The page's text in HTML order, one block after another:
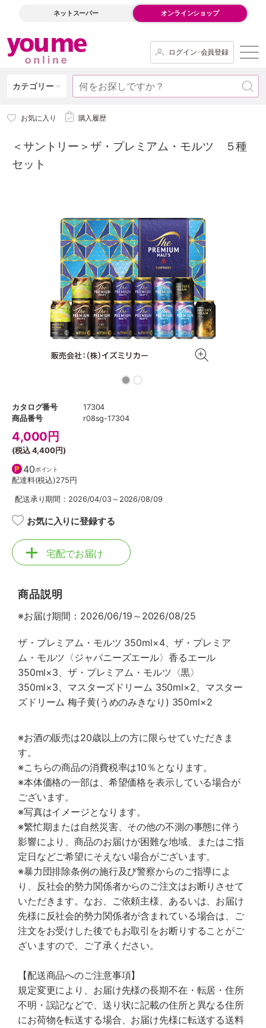
ネットスーパー オンラインショップ
ログイン･会員登録
カテゴリー
お気に入り 購入履歴
＜サントリー＞ザ・プレミアム・モルツ ５種
セット
カタログ番号
17304
商品番号
r08sg-17304
4,000 円
(税込4,400円)
40ポイント
配達料(税込)275円
配送承り期間：2026/04/03～2026/08/09
お気に入りに登録する
宅配でお届け
商品説明
※お届け期間：2026/06/19～2026/08/25
ザ・プレミアム・モルツ 350ml×4、ザ・プレミア
ム・モルツ〈ジャパニーズエール〉香るエール
350ml×3、ザ・プレミアム・モルツ〈黒〉
350ml×3、マスターズドリーム 350ml×2、マスター
ズドリーム 梅子黄(うめのみきなり) 350ml×2
※お酒の販売は20歳以上の方に限らせていただきま
す。
※こちらの商品の消費税率は10％となります。
※本体価格の一部は、希望価格を表示している場合が
ございます。
※写真はイメージとなります。
※繁忙期または自然災害、その他の不測の事態に伴う
影響により、商品のお届けが困難な地域、またはご指
定日などご希望にそえない場合がございます。
※暴力団排除条例の施行及び警察からのご指導によ
り、反社会的勢力関係者からのご注文はお断りさせて
いただきます。なお、ご依頼主様、あるいは、お届け
先様に反社会的勢力関係者が含まれている場合は、ご
注文をお受けした後でもお取引をお断りすることがご
ざいますので、ご了承ください。
【配送商品へのご注意事項】
規定変更により、お届け先様の長期不在・転居・住所
不明・誤記などで、送り状に記載の住所と異なる住所
にお荷物を転送する場合、お届け先様に転送する送料